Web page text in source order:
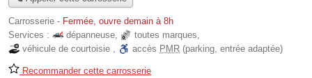
Carrosserie - Fermée, ouvre demain à 8h
Services :
dépanneuse, toutes marques,
véhicule de courtoisie , accès PMR (parking, entrée adaptée)
Recommander cette carrosserie